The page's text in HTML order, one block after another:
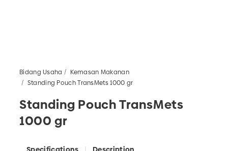
Bidang Usaha
Kemasan Makanan
Standing Pouch TransMets 1000 gr
Standing Pouch TransMets
1000 gr